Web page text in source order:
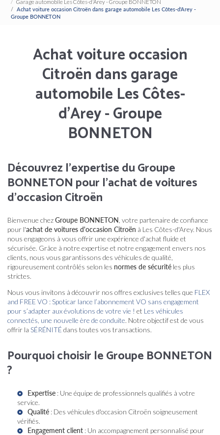
Garage automobile Les Côtes-d'Arey - Groupe BONNETON
Achat voiture occasion Citroën dans garage automobile Les Côtes-d'Arey -
Groupe BONNETON
Achat voiture occasion
Citroën dans garage
automobile Les Côtes-
d'Arey - Groupe
BONNETON
Découvrez l'expertise du Groupe
BONNETON pour l'achat de voitures
d'occasion Citroën
Bienvenue chezGroupe BONNETON , votre partenaire de confiance
pour l'achat de voitures d'occasion Citroën à Les Côtes-d'Arey. Nous
nous engageons à vous offrir une expérience d'achat fluide et
sécurisée. Grâce à notre expertise et notre engagement envers nos
clients, nous vous garantissons des véhicules de qualité,
rigoureusement contrôlés selon les normes de sécurité les plus
strictes.
Nous vous invitons à découvrir nos offres exclusives telles que FLEX
and FREE VO : Spoticar lance l’abonnement VO sans engagement
pour s’adapter aux évolutions de votre vie ! et Les véhicules
connectés, une nouvelle ère de conduite. Notre objectif est de vous
offrir la SÉRÉNITÉ dans toutes vos transactions.
Pourquoi choisir le Groupe BONNETON
?
Expertise : Une équipe de professionnels qualifiés à votre
service.
Qualité : Des véhicules d'occasion Citroën soigneusement
vérifiés.
Engagement client : Un accompagnement personnalisé pour